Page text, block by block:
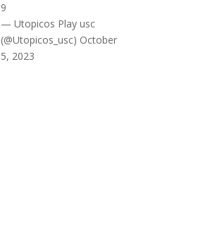
9
— Utopicos Play usc
(@Utopicos_usc) October
5, 2023